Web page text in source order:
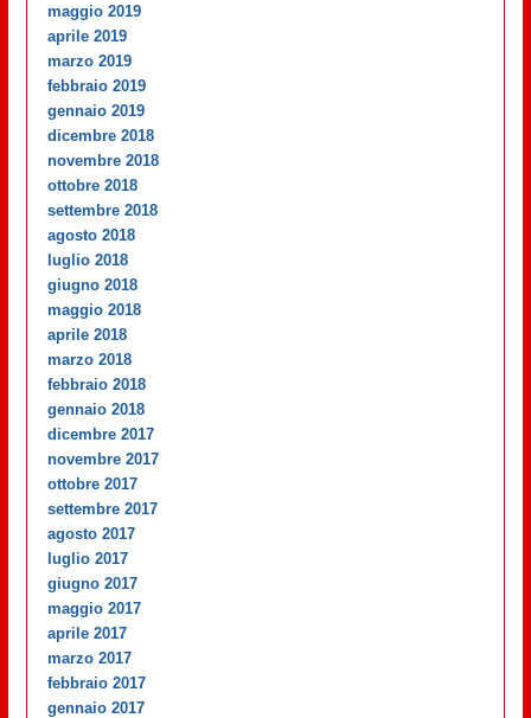
maggio 2019
aprile 2019
marzo 2019
febbraio 2019
gennaio 2019
dicembre 2018
novembre 2018
ottobre 2018
settembre 2018
agosto 2018
luglio 2018
giugno 2018
maggio 2018
aprile 2018
marzo 2018
febbraio 2018
gennaio 2018
dicembre 2017
novembre 2017
ottobre 2017
settembre 2017
agosto 2017
luglio 2017
giugno 2017
maggio 2017
aprile 2017
marzo 2017
febbraio 2017
gennaio 2017